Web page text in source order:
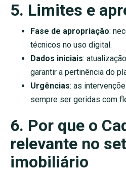
5. Limites e
Fase de apropriação:
técnicos no uso digital.
Dados iniciais:
garantir a pertinência do
Urgências: as
sempre ser geridas com
6. Por que o
relevante no
imobiliário